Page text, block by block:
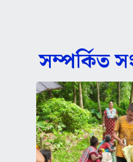
সম্পর্কিত